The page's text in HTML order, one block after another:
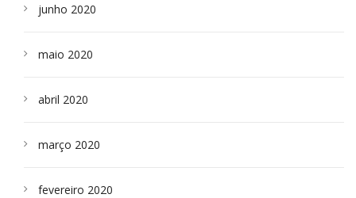
junho 2020
maio 2020
abril 2020
março 2020
fevereiro 2020